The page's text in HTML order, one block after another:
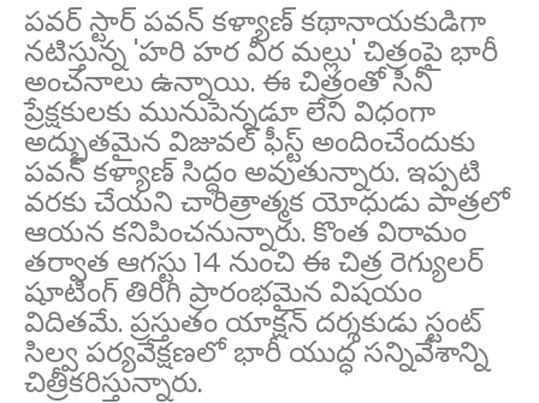
పవర్ స్టార్ పవన్ కళ్యాణ్ కథానాయకుడిగా
నటిస్తున్న 'హరి హర వీర మల్లు' చిత్రంపై భారీ
అంచనాలు ఉన్నాయి. ఈ చిత్రంతో సినీ
ప్రేక్షకులకు మునుపెన్నడూ లేని విధంగా
అద్భుతమైన విజువల్ ఫీస్ట్ అందించేందుకు
పవన్ కళ్యాణ్ సిద్ధం అవుతున్నారు. ఇప్పటి
వరకు చేయని చారిత్రాత్మక యోధుడు పాత్రలో
ఆయన కనిపించనున్నారు. కొంత విరామం
తర్వాత ఆగస్టు 14 నుంచి ఈ చిత్ర రెగ్యులర్
షూటింగ్ తిరిగి ప్రారంభమైన విషయం
విదితమే. ప్రస్తుతం యాక్షన్ దర్శకుడు స్టంట్
సిల్వ పర్యవేక్షణలో భారీ యుద్ధ సన్నివేశాన్ని
చిత్రీకరిస్తున్నారు.